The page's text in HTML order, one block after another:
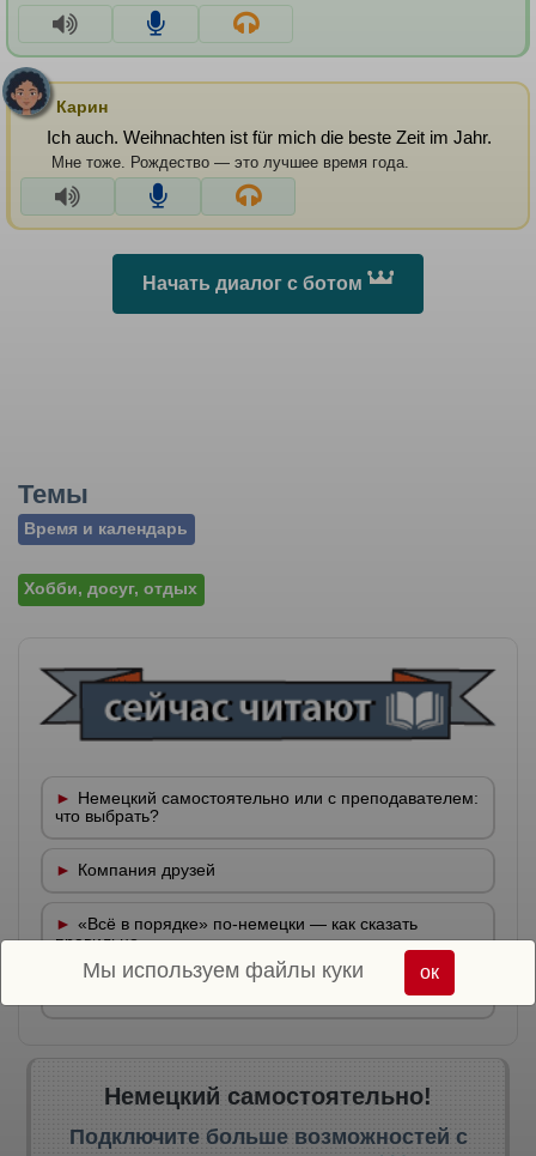
Карин
Ich auch. Weihnachten ist für mich die beste Zeit im Jahr.
Мне тоже. Рождество — это лучшее время года.
Начать диалог с ботом
Темы
Время и календарь
Хобби, досуг, отдых
Немецкий самостоятельно или с преподавателем:
что выбрать?
Компания друзей
«Всё в порядке» по-немецки — как сказать
правильно
Немецкий самостоятельно!
Подключите больше возможностей с
Мы используем файлы куки ок